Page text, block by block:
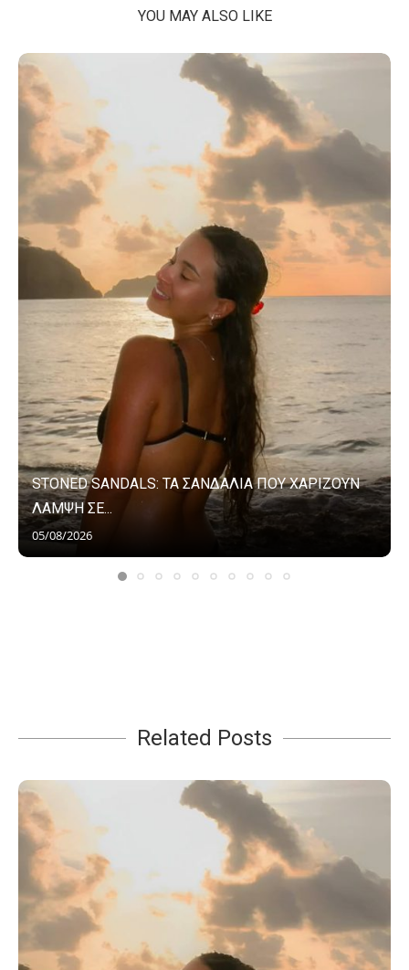
YOU MAY ALSO LIKE
STONED SANDALS: ΤΑ ΣΑΝΔΑΛΙΑ ΠΟΥ ΧΑΡΙΖΟΥΝ
ΛΑΜΨΗ ΣΕ...
05/08/2026
Related Posts